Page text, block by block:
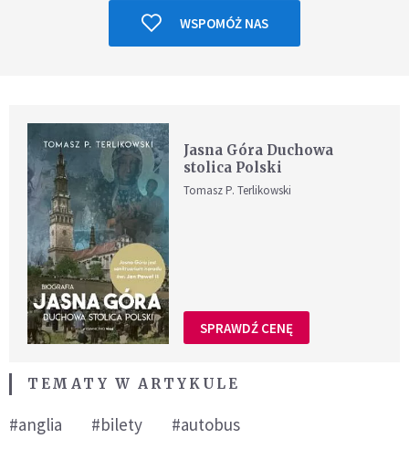
WSPOMÓŻ NAS
Jasna Góra Duchowa
stolica Polski
Tomasz P. Terlikowski
SPRAWDŹ CENĘ
TEMATY W ARTYKULE
#anglia #bilety #autobus